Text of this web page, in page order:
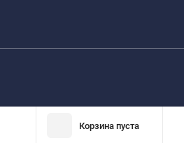
Корзина пуста